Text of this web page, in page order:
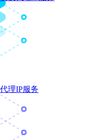
理IP服务